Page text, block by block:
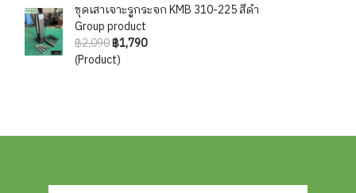
ชุดเสาเจาะรูกระจก KMB 310-225 สีดำ
Group product
฿2,090฿1,790
(Product)